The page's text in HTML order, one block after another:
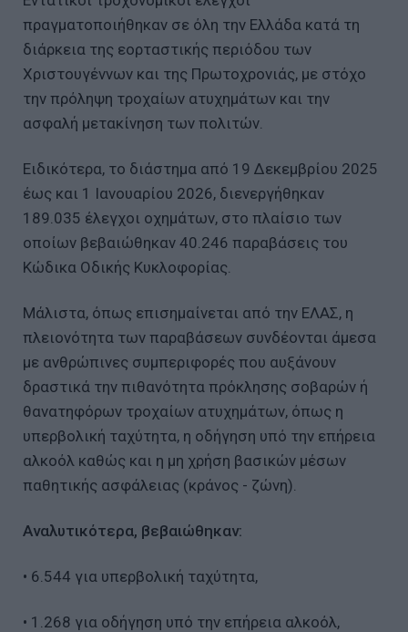
πραγματοποιήθηκαν σε όλη την Ελλάδα κατά τη
διάρκεια της εορταστικής περιόδου των
Χριστουγέννων και της Πρωτοχρονιάς, με στόχο
την πρόληψη τροχαίων ατυχημάτων και την
ασφαλή μετακίνηση των πολιτών.
Ειδικότερα, το διάστημα από 19 Δεκεμβρίου 2025
έως και 1 Ιανουαρίου 2026, διενεργήθηκαν
189.035 έλεγχοι οχημάτων, στο πλαίσιο των
οποίων βεβαιώθηκαν 40.246 παραβάσεις του
Κώδικα Οδικής Κυκλοφορίας.
Μάλιστα, όπως επισημαίνεται από την ΕΛΑΣ, η
πλειονότητα των παραβάσεων συνδέονται άμεσα
με ανθρώπινες συμπεριφορές που αυξάνουν
δραστικά την πιθανότητα πρόκλησης σοβαρών ή
θανατηφόρων τροχαίων ατυχημάτων, όπως η
υπερβολική ταχύτητα, η οδήγηση υπό την επήρεια
αλκοόλ καθώς και η μη χρήση βασικών μέσων
παθητικής ασφάλειας (κράνος - ζώνη).
Αναλυτικότερα, βεβαιώθηκαν:
• 6.544 για υπερβολική ταχύτητα,
• 1.268 για οδήγηση υπό την επήρεια αλκοόλ,